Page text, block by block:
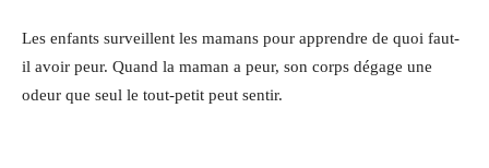
Les enfants surveillent les mamans pour apprendre de quoi faut-
il avoir peur. Quand la maman a peur, son corps dégage une
odeur que seul le tout-petit peut sentir.